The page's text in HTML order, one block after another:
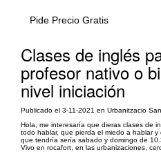
Pide Precio Gratis
Clases de inglés
profesor nativo o
nivel iniciación
Publicado el 3-11-2021 en Urbanitzacio
Hola, me interesaría que dieras clases de
todo hablar, que pierda el miedo a hablar
que tendría sería sabado y domingo de
Vivo en rocafort, en las urbanizaciones,